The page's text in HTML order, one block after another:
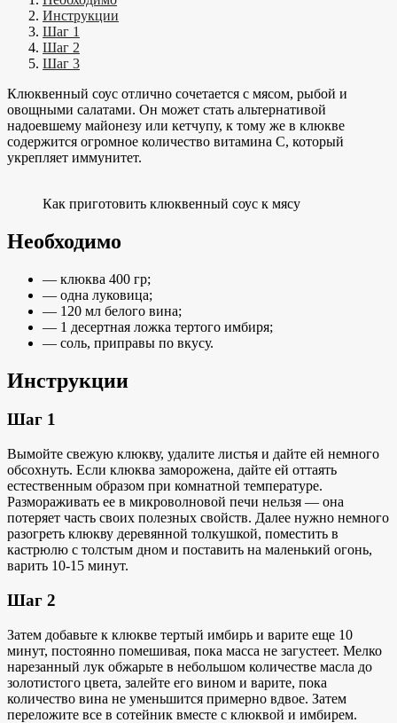
Инструкции
Шаг 1
Шаг 2
Шаг 3
Клюквенный соус отлично сочетается с мясом, рыбой и
овощными салатами. Он может стать альтернативой
надоевшему майонезу или кетчупу, к тому же в клюкве
содержится огромное количество витамина С, который
укрепляет иммунитет.
Как приготовить клюквенный соус к мясу
Необходимо
— клюква 400 гр;
— одна луковица;
— 120 мл белого вина;
— 1 десертная ложка тертого имбиря;
— соль, приправы по вкусу.
Инструкции
Шаг 1
Вымойте свежую клюкву, удалите листья и дайте ей немного
обсохнуть. Если клюква заморожена, дайте ей оттаять
естественным образом при комнатной температуре.
Размораживать ее в микроволновой печи нельзя — она
потеряет часть своих полезных свойств. Далее нужно немного
разогреть клюкву деревянной толкушкой, поместить в
кастрюлю с толстым дном и поставить на маленький огонь,
варить 10-15 минут.
Шаг 2
Затем добавьте к клюкве тертый имбирь и варите еще 10
минут, постоянно помешивая, пока масса не загустеет. Мелко
нарезанный лук обжарьте в небольшом количестве масла до
золотистого цвета, залейте его вином и варите, пока
количество вина не уменьшится примерно вдвое. Затем
переложите все в сотейник вместе с клюквой и имбирем.